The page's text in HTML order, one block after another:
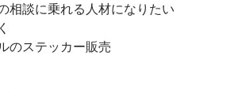
相談に乗れる人材になりたい
のステッカー販売